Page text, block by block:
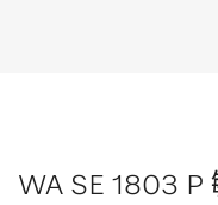
WA SE 1803 P